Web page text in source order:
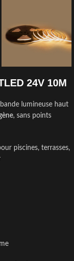
24V 10M
lumineuse haut
, sans points
piscines, terrasses,